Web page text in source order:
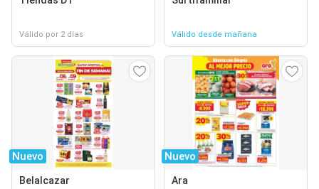
Válido por 2 días Válido desde mañana
Nuevo
Belalcazar
Nuevo
Ara